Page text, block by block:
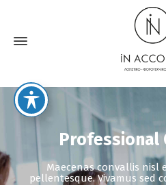
Professional
Maecenas convallis nisl
pellentesque. Vivamus sed